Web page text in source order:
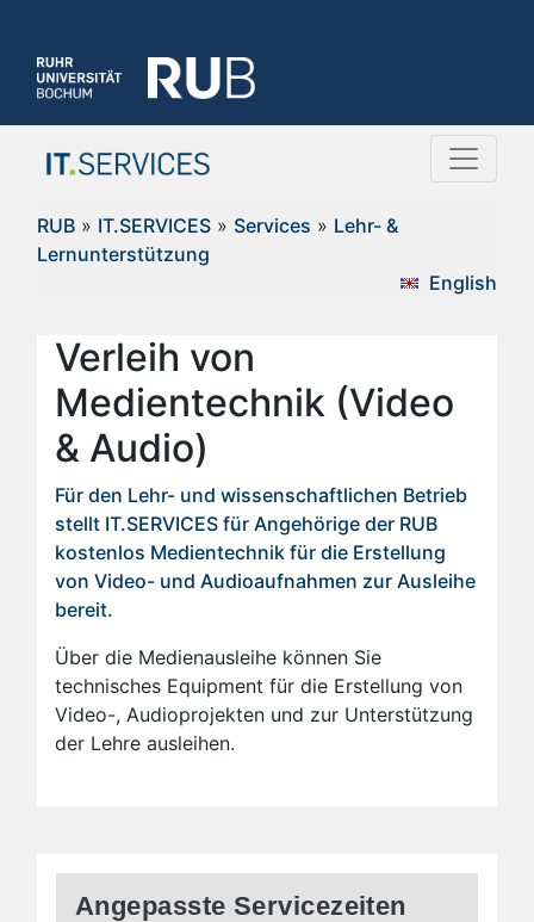
RUB » IT.SERVICES » Services » Lehr- &
Lernunterstützung
English
Verleih von
Medientechnik (Video
& Audio)
Für den Lehr- und wissenschaftlichen Betrieb
stellt IT.SERVICES für Angehörige der RUB
kostenlos Medientechnik für die Erstellung
von Video- und Audioaufnahmen zur Ausleihe
bereit.
Über die Medienausleihe können Sie
technisches Equipment für die Erstellung von
Video-, Audioprojekten und zur Unterstützung
der Lehre ausleihen.
Angepasste Servicezeiten